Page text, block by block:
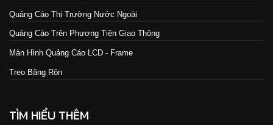
Quảng Cáo Thị Trường Nước Ngoài
Quảng Cáo Trên Phương Tiện Giao Thông
Màn Hình Quảng Cáo LCD - Frame
Treo Băng Rôn
TÌM HIỂU THÊM